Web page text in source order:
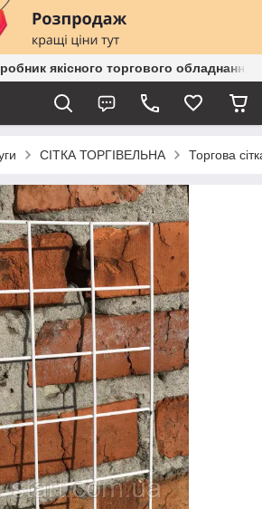
якісного торгового обладнання
СІТКА ТОРГІВЕЛЬНА Торгова